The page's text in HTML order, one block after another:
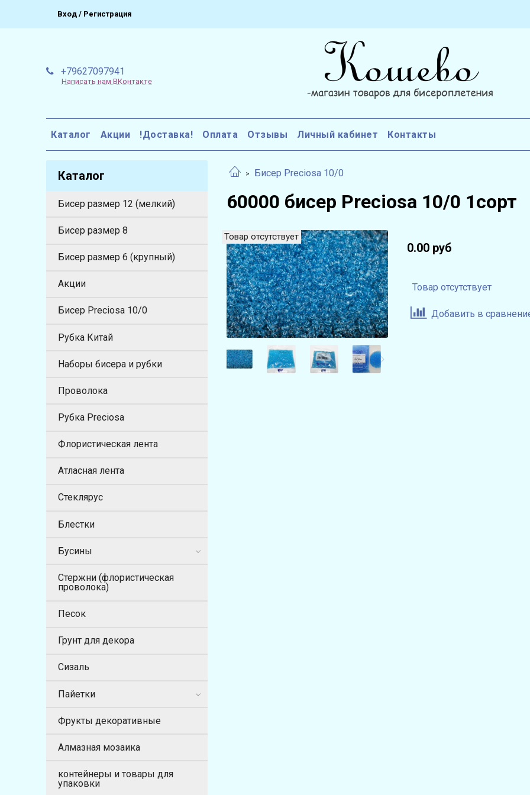
Вход / Регистрация
+79627097941
Написать нам ВКонтакте
Каталог Акции !Доставка! Оплата Отзывы Личный кабинет Контакты
Бисер Preciosa 10/0
60000 бисер Preciosa 10/0 1сорт
Товар отсутствует
0.00 руб
Товар отсутствует
Добавить в
Каталог
Бисер размер 12 (мелкий)
Бисер размер 8
Бисер размер 6 (крупный)
Акции
Бисер Preciosa 10/0
Рубка Китай
Наборы бисера и рубки
Проволока
Рубка Preciosa
Флористическая лента
Атласная лента
Стеклярус
Блестки
Бусины
Стержни (флористическая
проволока)
Песок
Грунт для декора
Сизаль
Пайетки
Фрукты декоративные
Алмазная мозаика
контейнеры и товары для
упаковки